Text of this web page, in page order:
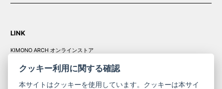
LINK
KIMONO ARCH オンラインストア
クッキー利用に関する確認
本サイトはクッキーを使用しています。クッキーは本サイ